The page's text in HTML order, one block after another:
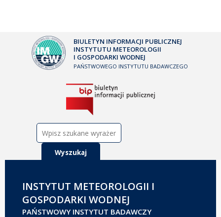
BIULETYN INFORMACJI PUBLICZNEJ
INSTYTUTU METEOROLOGII
I GOSPODARKI WODNEJ
PAŃSTWOWEGO INSTYTUTU BADAWCZEGO
INSTYTUT METEOROLOGII I
GOSPODARKI WODNEJ
PAŃSTWOWY INSTYTUT BADAWCZY